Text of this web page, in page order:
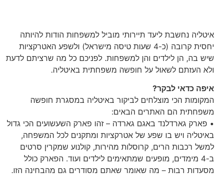
איטליה נחשבת ליעד תיירותי מוביל למשפחות הודות להיותה
יחסית קרובה (כ-4 שעות טיסה מישראל) ולשפע האטרקציות
שיש בה, הן לילדים והן למשפחות. לפניכם כל מה שרציתם לדעת
ולא העזתם לשאול על חופשה משפחתית באיטליה.
איפה כדאי לבקר?
המקומות הכי מוצלחים לביקור באיטליה במסגרת חופשה
משפחתית הם האתרים הבאים:
• פארק גארדלנד באגם גארדה – זהו פארק השעשועים הכי גדול
באיטליה ויש בו שפע של אטרקציות ומתקנים לכל המשפחה,
למשל רכבות הרים, קרוסלות מהירות, קולנוע שמקרין סרטים
ב-4 מימדים, מופעים שמתאימים לילדים ועוד. הפארק כולל
מסעדות רבות – מה שאומר שאתם מסודרים גם מהבחינה הזו.